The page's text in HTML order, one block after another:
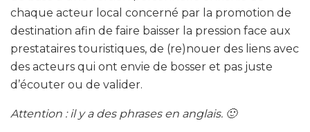
chaque acteur local concerné par la promotion de
destination afin de faire baisser la pression face aux
prestataires touristiques, de (re)nouer des liens avec
des acteurs qui ont envie de bosser et pas juste
d’écouter ou de valider.
Attention : il y a des phrases en anglais. 🙂